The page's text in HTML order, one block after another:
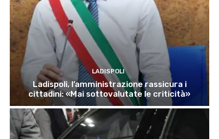
LADISPOLI
Ladispoli, l’amministrazione rassicura i
cittadini: «Mai sottovalutate le criticità»